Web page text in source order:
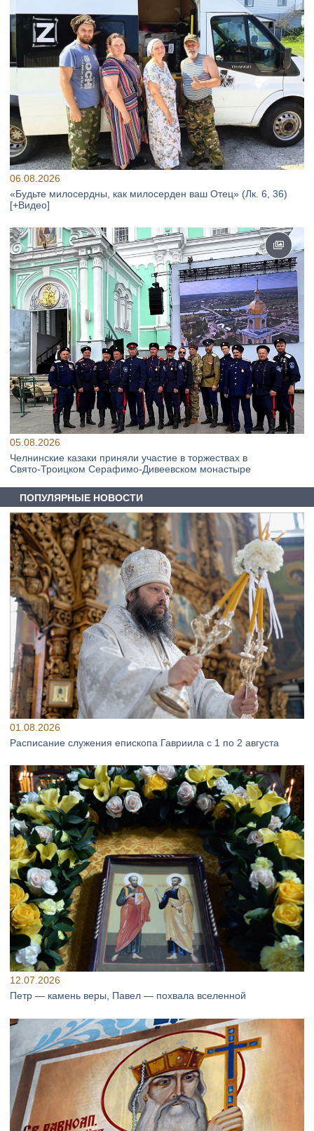
06.08.2026
«Будьте милосердны, как милосерден ваш Отец» (Лк. 6, 36)
[+Видео]
05.08.2026
Челнинские казаки приняли участие в торжествах в
Свято‑Троицком Серафимо‑Дивеевском монастыре
ПОПУЛЯРНЫЕ НОВОСТИ
01.08.2026
Расписание служения епископа Гавриила с 1 по 2 августа
12.07.2026
Петр — камень веры, Павел — похвала вселенной